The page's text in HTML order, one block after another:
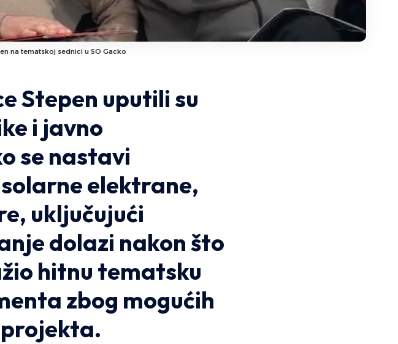
na tematskoj sednici u SO Gacko
Stepen uputili su
i javno
se nastavi
elektrane,
uključujući
dolazi nakon što
hitnu tematsku
zbog mogućih